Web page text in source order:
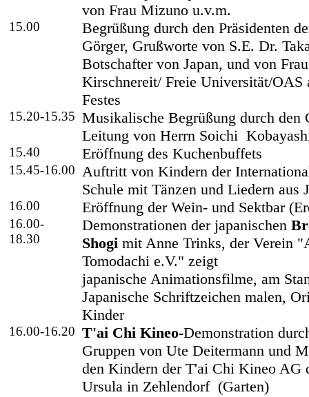
von Frau Mizuno u.v.m.
15.00
Begrüßung durch den Präsidenten
Görger, Grußworte von S.E. Dr.
Botschafter von Japan, und von
Kirschnereit/ Freie Universität/OAS
Festes
15.20-15.35 Musikalische Begrüßung durch den
Leitung von Herrn Soichi
15.40 Eröffnung des Kuchenbuffets
15.45-16.00
Auftritt von Kindern der
Schule mit Tänzen und Liedern aus
16.00 Eröffnung der Wein- und Sektbar
16.00-
18.30
Demonstrationen der japanischen
Shogi mit Anne Trinks, der Verein
Tomodachi e.V." zeigt
japanische Animationsfilme, am
Japanische Schriftzeichen malen,
Kinder
16.00-16.20 T'ai Chi Kineo-Demonstration
Gruppen von Ute Deitermann und
den Kindern der T'ai Chi Kineo AG
Ursula in Zehlendorf (Garten)